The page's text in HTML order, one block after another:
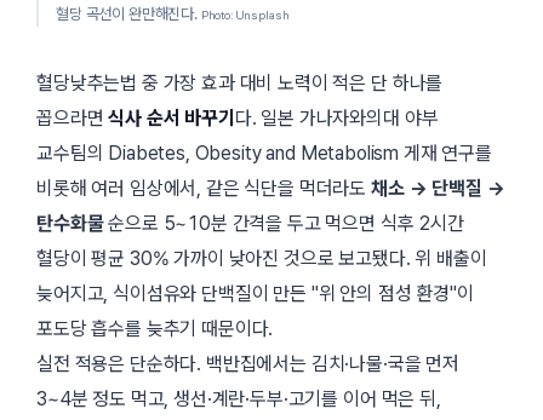
혈당 곡선이 완만해진다. Photo: Unsplash
혈당낮추는법 중 가장 효과 대비 노력이 적은 단 하나를
꼽으라면식사 순서 바꾸기 다. 일본 가나자와의대 야부
교수팀의 Diabetes, Obesity and Metabolism 게재 연구를
비롯해 여러 임상에서, 같은 식단을 먹더라도 채소 → 단백질 →
탄수화물순으로 5~10분 간격을 두고 먹으면 식후 2시간
혈당이 평균 30% 가까이 낮아진 것으로 보고됐다. 위 배출이
늦어지고, 식이섬유와 단백질이 만든
위 안의 점성 환경 이
포도당 흡수를 늦추기 때문이다.
실전 적용은 단순하다. 백반집에서는 김치·나물·국을 먼저
3~4분 정도 먹고, 생선·계란·두부·고기를 이어 먹은 뒤,